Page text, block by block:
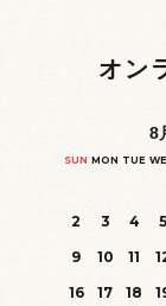
オン
8
SUN MON TUE
2
3 4 5
9
10 11
16
17 18